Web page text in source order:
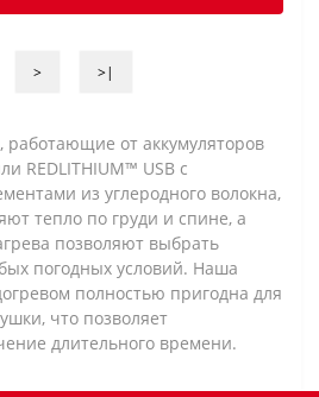
> >|
работающие от аккумуляторов
REDLITHIUM™ USB с
из углеродного волокна,
тепло по груди и спине, а
позволяют выбрать
погодных условий. Наша
полностью пригодна для
что позволяет
длительного времени.